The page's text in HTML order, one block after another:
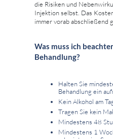
die Risiken und
Injektion selbst. Das
immer vorab abschließend
Was muss ich
Behandlung?
Halten Sie
Behandlung ein
Kein Alkohol am
Tragen Sie kein
Mindestens 48
Mindestens 1